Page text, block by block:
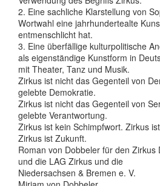
2. Eine sachliche Klarstellung von
Wortwahl eine jahrhundertealte
entmenschlicht hat.
3. Eine überfällige kulturpolitische
als eigenständige Kunstform in
mit Theater, Tanz und Musik.
Zirkus ist nicht das Gegenteil von
gelebte Demokratie.
Zirkus ist nicht das Gegenteil von
gelebte Verantwortung.
Zirkus ist kein Schimpfwort. Zirkus
Zirkus ist Zukunft.
Roman von Dobbeler für den Zirkus
und die LAG Zirkus und die
Niedersachsen & Bremen e. V.